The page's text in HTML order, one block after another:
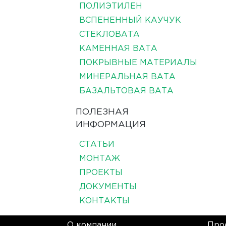
ПОЛИЭТИЛЕН
ВСПЕНЕННЫЙ КАУЧУК
СТЕКЛОВАТА
КАМЕННАЯ ВАТА
ПОКРЫВНЫЕ МАТЕРИАЛЫ
МИНЕРАЛЬНАЯ ВАТА
БАЗАЛЬТОВАЯ ВАТА
ПОЛЕЗНАЯ
ИНФОРМАЦИЯ
СТАТЬИ
МОНТАЖ
ПРОЕКТЫ
ДОКУМЕНТЫ
КОНТАКТЫ